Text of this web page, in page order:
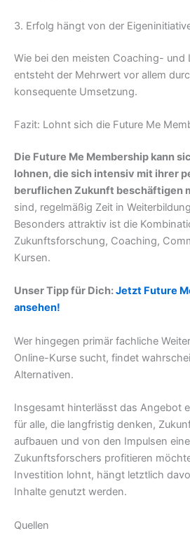
3. Erfolg hängt von der
Wie bei den meisten Coaching- und
entsteht der Mehrwert vor allem
konsequente Umsetzung.
Fazit: Lohnt sich die Future Me
Die Future Me Membership kann
lohnen, die sich intensiv mit ihrer
beruflichen Zukunft beschäftigen
sind, regelmäßig Zeit in
Besonders attraktiv ist die
Zukunftsforschung, Coaching,
Kursen.
Unser Tipp für Dich:Jetzt Future
ansehen!
Wer hingegen primär fachliche
Online-Kurse sucht, findet
Alternativen.
Insgesamt hinterlässt das Angebot
für alle, die langfristig denken,
aufbauen und von den Impulsen
Zukunftsforschers profitieren
Investition lohnt, hängt letztlich
Inhalte genutzt werden.
Quellen